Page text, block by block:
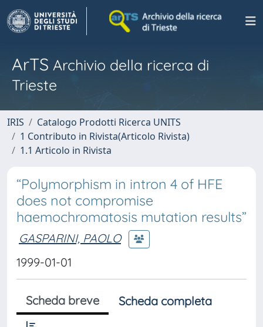
ArTS Archivio della ricerca di
Trieste
IRIS
Catalogo Prodotti Ricerca UNITS
1 Contributo in Rivista(Articolo Rivista)
1.1 Articolo in Rivista
“Polymorphism in intron 4 of HFE
does not compromise
haemochromatosis mutation results”
GASPARINI, PAOLO
1999-01-01
Scheda breve Scheda completa